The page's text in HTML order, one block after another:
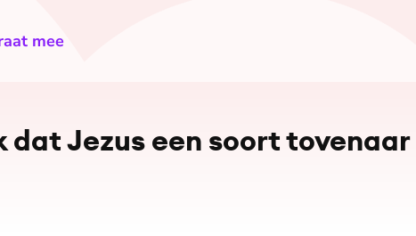
mee
dat Jezus een soort tovenaar